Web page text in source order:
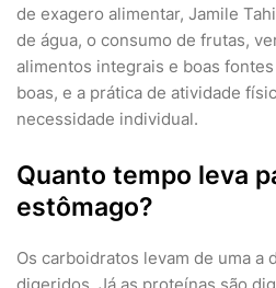
de exagero alimentar, Jamile
de água, o consumo de frutas,
alimentos integrais e boas
boas, e a prática de atividade
necessidade individual.
Quanto tempo leva
estômago?
Os carboidratos levam de uma a